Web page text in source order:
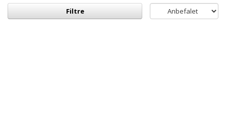
Filtre